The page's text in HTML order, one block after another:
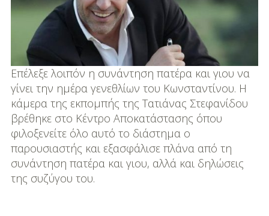
Επέλεξε λοιπόν η συνάντηση πατέρα και γιου να
γίνει την ημέρα γενεθλίων του Κωνσταντίνου. Η
κάμερα της εκπομπής της Τατιάνας Στεφανίδου
βρέθηκε στο Κέντρο Αποκατάστασης όπου
φιλοξενείτε όλο αυτό το διάστημα ο
παρουσιαστής και εξασφάλισε πλάνα από τη
συνάντηση πατέρα και γιου, αλλά και δηλώσεις
της συζύγου του.